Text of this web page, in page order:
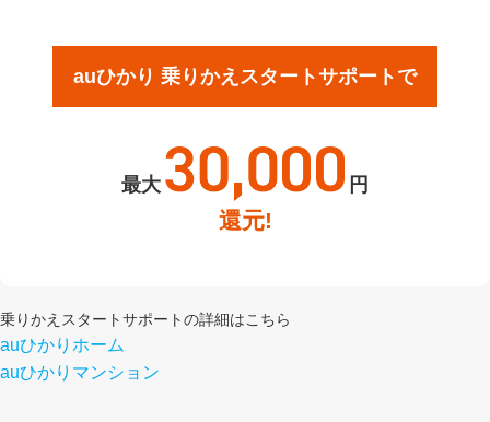
auひかり 乗りかえスタートサポートで
最大 円
還元!
乗りかえスタートサポートの詳細はこちら
auひかりホーム
auひかりマンション